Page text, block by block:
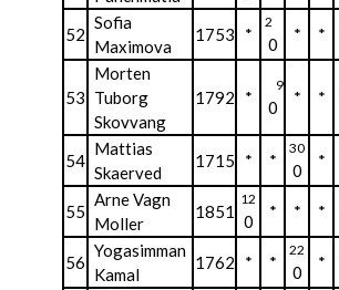
52
Sofia
Maximova
1753 *
2
0 * *
53
Morten
Tuborg
Skovvang
1792 *
9
0 * *
54
Mattias
Skaerved
1715 * *
30
0 *
55
Arne Vagn
Moller
1851
12
0 * * *
56
Yogasimman
Kamal
1762 * *
22
0 *